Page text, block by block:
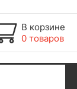
В корзине
0 товаров